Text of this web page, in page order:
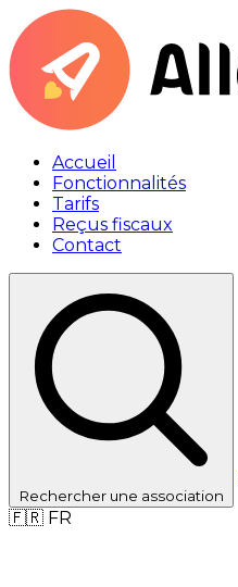
Accueil
Fonctionnalités
Tarifs
Reçus fiscaux
Contact
Rechercherune association
🇫🇷 FR